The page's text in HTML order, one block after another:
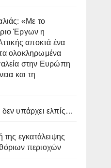
«Με το
Έργων η
αποκτά ένα
ολοκληρωμένα
στην Ευρώπη
και τη
υπάρχει ελπίς…
της εγκατάλειψης
περιοχών